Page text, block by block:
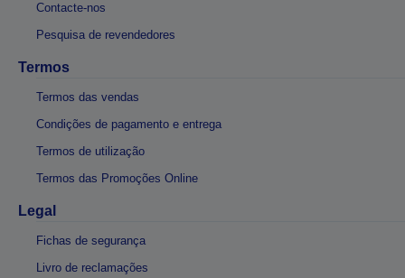
Contacte-nos
Pesquisa de revendedores
Termos
Termos das vendas
Condições de pagamento e entrega
Termos de utilização
Termos das Promoções Online
Legal
Fichas de segurança
Livro de reclamações